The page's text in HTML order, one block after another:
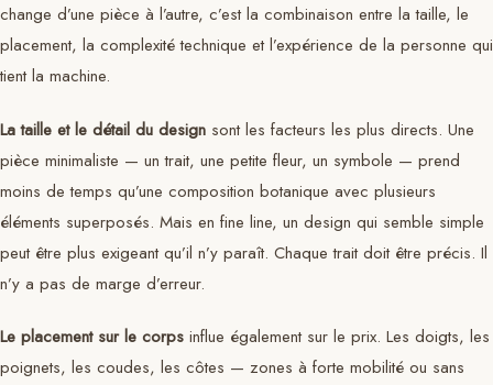
change d’une pièce à l’autre, c’est la combinaison entre la taille, le
placement, la complexité technique et l’expérience de la personne qui
tient la machine.
La taille et le détail du design sont les facteurs les plus directs. Une
pièce minimaliste — un trait, une petite fleur, un symbole — prend
moins de temps qu’une composition botanique avec plusieurs
éléments superposés. Mais en fine line, un design qui semble simple
peut être plus exigeant qu’il n’y paraît. Chaque trait doit être précis. Il
n’y a pas de marge d’erreur.
Le placement sur le corps influe également sur le prix. Les doigts, les
poignets, les coudes, les côtes — zones à forte mobilité ou sans